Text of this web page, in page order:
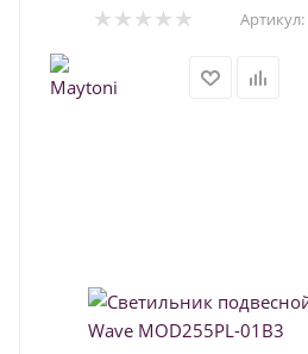
Артикул: